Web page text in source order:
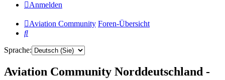
Anmelden
Aviation Community Foren-Übersicht
Suche
Sprache:
Aviation Community Norddeutschland -